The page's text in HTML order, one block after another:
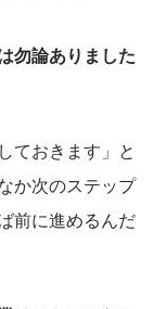
勿論ありました
ておきます」と
か次のステップ
前に進めるんだ